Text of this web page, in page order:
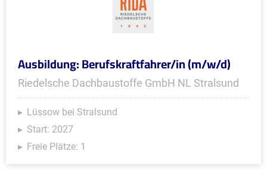
Ausbildung: Berufskraftfahrer/in (m/w/d)
Riedelsche Dachbaustoffe GmbH NL Stralsund
Lüssow bei Stralsund
Start: 2027
Freie Plätze: 1